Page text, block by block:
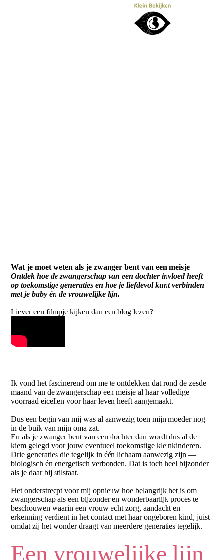
Wat je moet weten als je zwanger bent van een meisje
Ontdek hoe de zwangerschap van een dochter invloed heeft
op toekomstige generaties en hoe je liefdevol kunt verbinden
met je baby én de vrouwelijke lijn.
Liever een filmpje kijken dan een blog lezen?
Ik vond het fascinerend om me te ontdekken dat rond de zesde
maand van de zwangerschap een meisje al haar volledige
voorraad eicellen voor haar leven heeft aangemaakt.
Dus een begin van mij was al aanwezig toen mijn moeder nog
in de buik van mijn oma zat.
En als je zwanger bent van een dochter dan wordt dus al de
kiem gelegd voor jouw eventueel toekomstige kleinkinderen.
Drie generaties die tegelijk in één lichaam aanwezig zijn —
biologisch én energetisch verbonden. Dat is toch heel bijzonder
als je daar bij stilstaat.
Het onderstreept voor mij opnieuw hoe belangrijk het is om
zwangerschap als een bijzonder en wonderbaarlijk proces te
beschouwen waarin een vrouw echt zorg, aandacht en
erkenning verdient in het contact met haar ongeboren kind, juist
omdat zij het wonder draagt van meerdere generaties tegelijk.
Een vrouwelijke lijn